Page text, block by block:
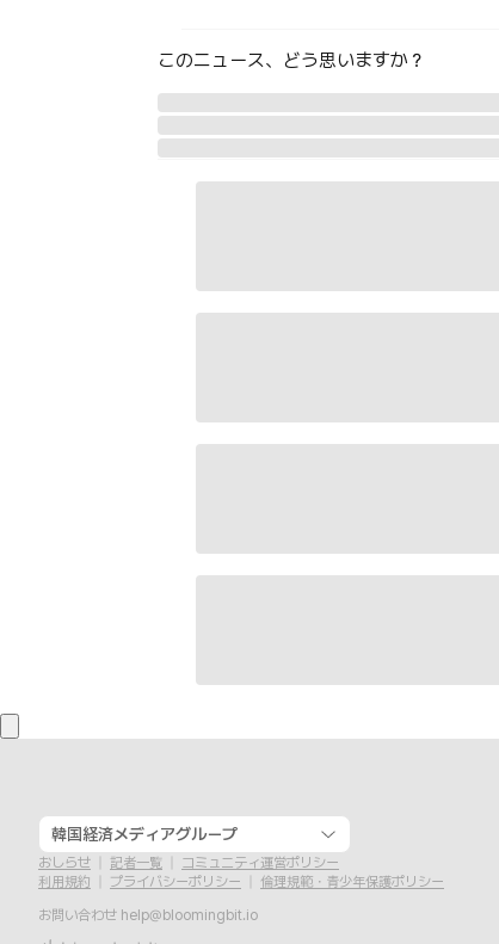
このニュース、どう思いますか？
韓国経済メディアグループ
おしらせ 記者一覧
コミュニティ運営ポリシー
利用規約
プライバシーポリシー
倫理規範・青少年保護ポリシー
お問い合わせ help@bloomingbit.io